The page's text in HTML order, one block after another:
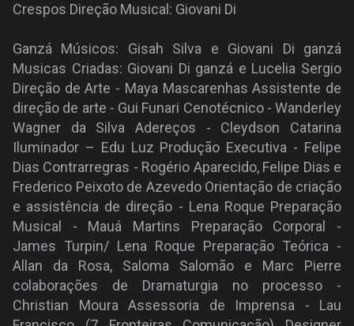
Crespos Direção Musical: Giovani Di
Ganzá Músicos: Gisah Silva e Giovani Di ganzá
Musicas Criadas: Giovani Di ganzá e Lucelia Sergio
Direção de Arte - Maya Mascarenhas Assistente de
direção de arte - Gui Funari Cenotécnico - Wanderley
Wagner da Silva Adereços - Cleydson Catarina
Iluminador – Edu Luz Produção Executiva - Felipe
Dias Contrarregras - Rogério Aparecido, Felipe Dias e
Frederico Peixoto de Azevedo Orientação de criação
e assistência de direção - Lena Roque Preparação
Musical - Mauá Martins Preparação Corporal -
James Turpin/ Lena Roque Preparação Teórica -
Allan da Rosa, Saloma Salomão e Marc Pierre
colaborações de Dramaturgia no processo -
Christian Moura Assessoria de Imprensa - Lau